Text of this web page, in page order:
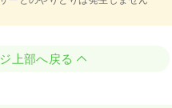
上部へ戻る